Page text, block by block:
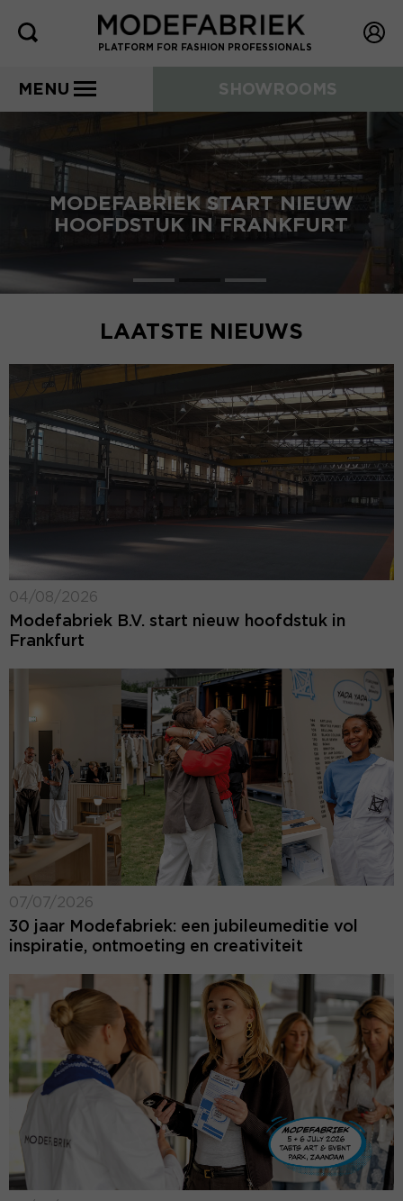
PLATFORM FOR FASHION PROFESSIONALS
MENU SHOWROOMS
MODEFABRIEK START NIEUW
HOOFDSTUK IN FRANKFURT
LAATSTE NIEUWS
04/08/2026
Modefabriek B.V. start nieuw hoofdstuk in
Frankfurt
07/07/2026
30 jaar Modefabriek: een jubileumeditie vol
inspiratie, ontmoeting en creativiteit